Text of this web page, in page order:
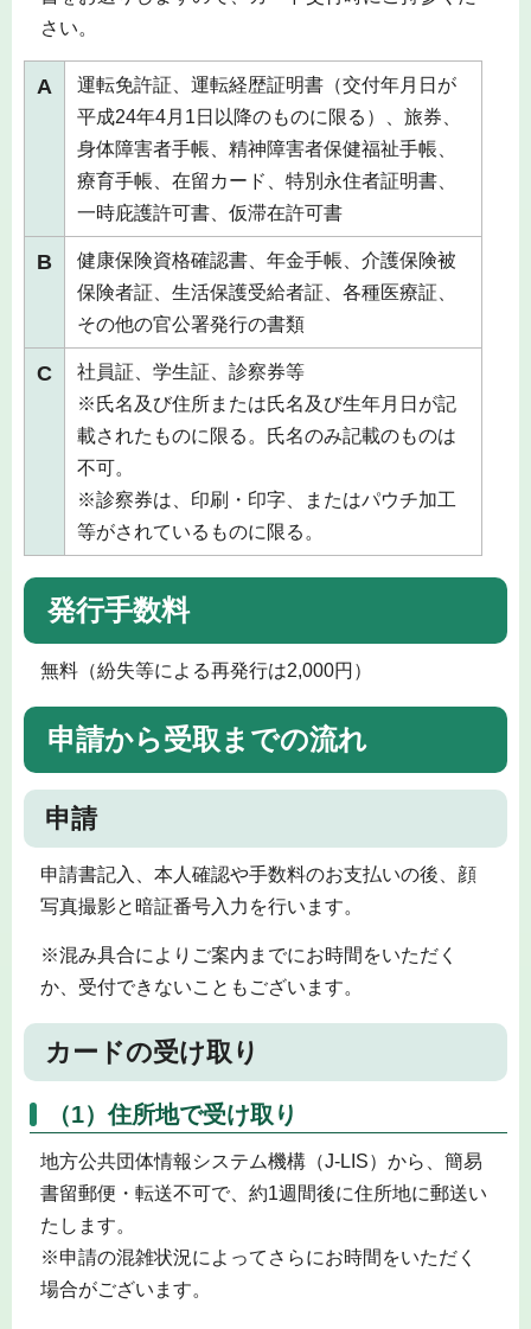
さい。
A
運転免許証、運転経歴証明書（交付年月日が
平成24年4月1日以降のものに限る）、旅券、
身体障害者手帳、精神障害者保健福祉手帳、
療育手帳、在留カード、特別永住者証明書、
一時庇護許可書、仮滞在許可書
B
健康保険資格確認書、年金手帳、介護保険被
保険者証、生活保護受給者証、各種医療証、
その他の官公署発行の書類
C
社員証、学生証、診察券等
※氏名及び住所または氏名及び生年月日が記
載されたものに限る。氏名のみ記載のものは
不可。
※診察券は、印刷・印字、またはパウチ加工
等がされているものに限る。
発行手数料
無料（紛失等による再発行は2,000円）
申請から受取までの流れ
申請
申請書記入、本人確認や手数料のお支払いの後、顔
写真撮影と暗証番号入力を行います。
※混み具合によりご案内までにお時間をいただく
か、受付できないこともございます。
カードの受け取り
（1）住所地で受け取り
地方公共団体情報システム機構（J-LIS）から、簡易
書留郵便・転送不可で、約1週間後に住所地に郵送い
たします。
※申請の混雑状況によってさらにお時間をいただく
場合がございます。